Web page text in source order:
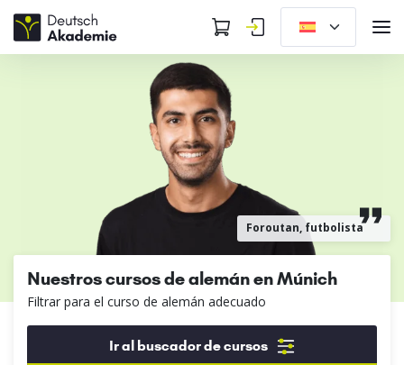
Foroutan, futbolista
Nuestros cursos de alemán en Múnich
Filtrar para el curso de alemán adecuado
Ir al buscador de cursos